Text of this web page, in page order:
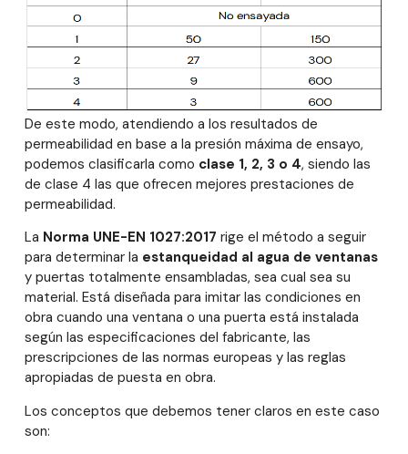
De este modo, atendiendo a los resultados de
permeabilidad en base a la presión máxima de ensayo,
podemos clasificarla como clase 1, 2, 3 o 4, siendo las
de clase 4 las que ofrecen mejores prestaciones de
permeabilidad.
La Norma UNE-EN 1027:2017 rige el método a seguir
para determinar la estanqueidad al agua de ventanas
y puertas totalmente ensambladas, sea cual sea su
material. Está diseñada para imitar las condiciones en
obra cuando una ventana o una puerta está instalada
según las especificaciones del fabricante, las
prescripciones de las normas europeas y las reglas
apropiadas de puesta en obra.
Los conceptos que debemos tener claros en este caso
son: